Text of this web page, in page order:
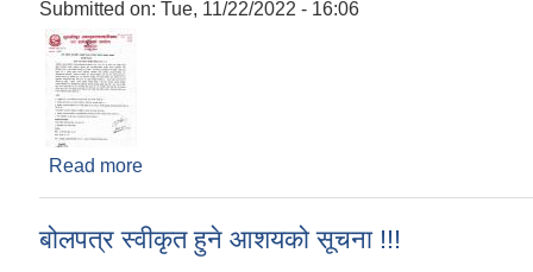
Submitted on: Tue, 11/22/2022 - 16:06
Read more
बोलपत्र स्वीकृत हुने आशयको सूचना !!!